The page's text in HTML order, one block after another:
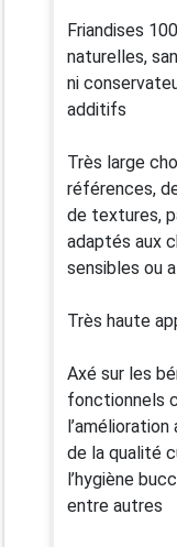
Friandises
naturelles,
ni
additifs
Très large
références,
de textures,
adaptés aux
sensibles ou
Très haute
Axé sur les
fonctionnels
de la qualité
l’hygiène
entre autres